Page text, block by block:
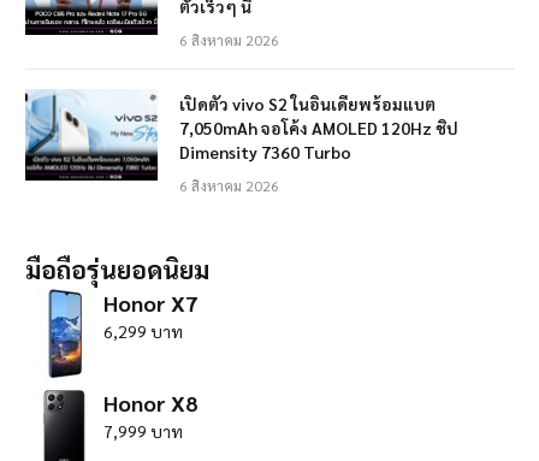
ตัวเร็วๆ นี้
6 สิงหาคม 2026
เปิดตัว vivo S2 ในอินเดียพร้อมแบต
7,050mAh จอโค้ง AMOLED 120Hz ชิป
Dimensity 7360 Turbo
6 สิงหาคม 2026
มือถือรุ่นยอดนิยม
Honor X7
6,299 บาท
Honor X8
7,999 บาท